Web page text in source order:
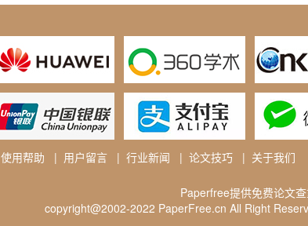
使用帮助 | 用户留言 | 行业新闻 | 论文技巧 | 关于我们
Paperfree提供免费论文
copyright@2002-2022 PaperFree.cn All Right